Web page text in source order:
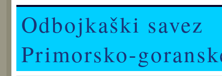
Odbojkaški savez
Primorsko-